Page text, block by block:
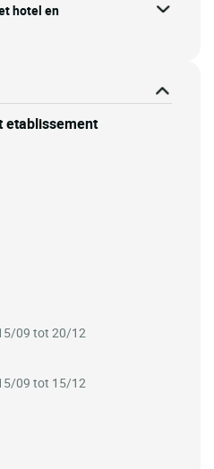
hotel en
etablissement
09 tot 20/12
09 tot 15/12